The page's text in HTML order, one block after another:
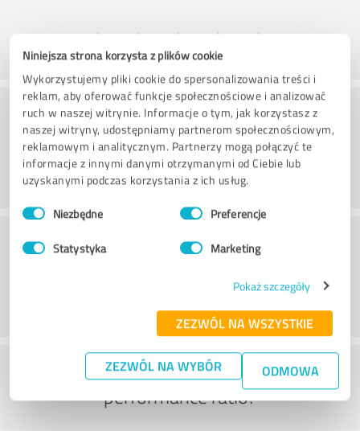
Niniejsza strona korzysta z plików cookie
Wykorzystujemy pliki cookie do spersonalizowania treści i
reklam, aby oferować funkcje społecznościowe i analizować
ruch w naszej witrynie. Informacje o tym, jak korzystasz z
naszej witryny, udostępniamy partnerom społecznościowym,
reklamowym i analitycznym. Partnerzy mogą połączyć te
informacje z innymi danymi otrzymanymi od Ciebie lub
uzyskanymi podczas korzystania z ich usług.
Wybór
zgody Niezbędne Preferencje
Statystyka Marketing
Pokaż szczegóły
ZEZWÓL NA WSZYSTKIE
ZEZWÓL NA WYBÓR ODMOWA
Doradztwo
Obsługa klienta
What do you think of the price to
performance ratio?